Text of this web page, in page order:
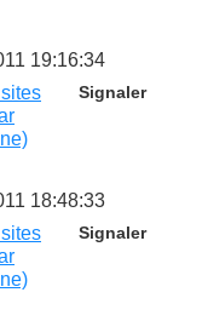
19:16:34
Signaler
18:48:33
Signaler